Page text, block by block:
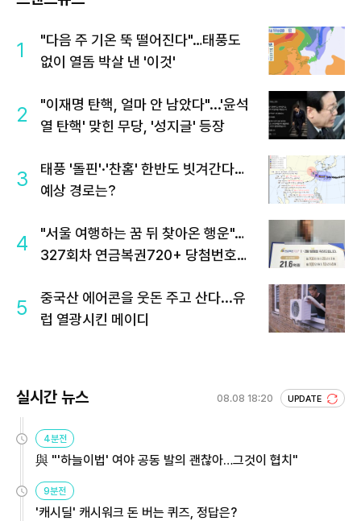
1
"다음 주 기온 뚝 떨어진다"…태풍도
없이 열돔 박살 낸 '이것'
2
"이재명 탄핵, 얼마 안 남았다"...'윤석
열 탄핵' 맞힌 무당, '성지글' 등장
3
태풍 '돌핀'·'찬홈' 한반도 빗겨간다…
예상 경로는?
4
"서울 여행하는 꿈 뒤 찾아온 행운"…
327회차 연금복권720+ 당첨번호조
5
중국산 에어콘을 웃돈 주고 산다...유
럽 열광시킨 메이디
실시간 뉴스 08.08 18:20 UPDATE
4분전
與 "'하늘이법' 여야 공동 발의 괜찮아…그것이 협치"
9분전
'캐시딜' 캐시워크 돈 버는 퀴즈, 정답은?